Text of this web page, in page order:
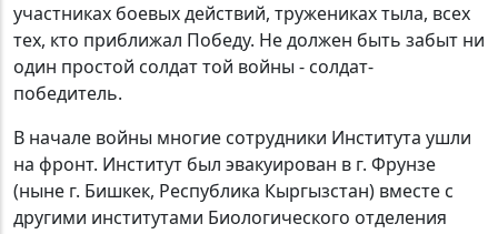
участниках боевых действий, тружениках тыла, всех
тех, кто приближал Победу. Не должен быть забыт ни
один простой солдат той войны - солдат-
победитель.
В начале войны многие сотрудники Института ушли
на фронт. Институт был эвакуирован в г. Фрунзе
(ныне г. Бишкек, Республика Кыргызстан) вместе с
другими институтами Биологического отделения